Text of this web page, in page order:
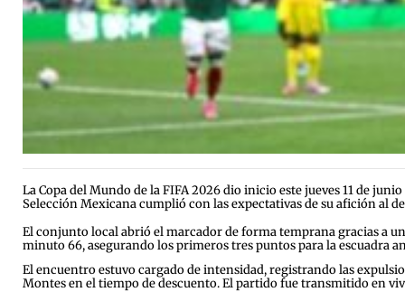
La Copa del Mundo de la FIFA 2026 dio inicio este jueves 11 de
Selección Mexicana cumplió con las expectativas de su afición al
El conjunto local abrió el marcador de forma temprana gracias a
minuto 66, asegurando los primeros tres puntos para la escuadra
El encuentro estuvo cargado de intensidad, registrando las
Montes en el tiempo de descuento. El partido fue transmitido en